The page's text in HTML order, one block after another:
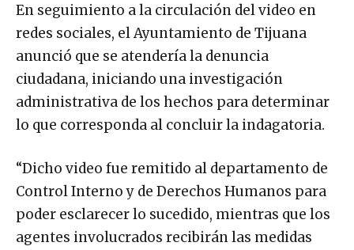
En seguimiento a la circulación del video en
redes sociales, el Ayuntamiento de Tijuana
anunció que se atendería la denuncia
ciudadana, iniciando una investigación
administrativa de los hechos para determinar
lo que corresponda al concluir la indagatoria.
“Dicho video fue remitido al departamento de
Control Interno y de Derechos Humanos para
poder esclarecer lo sucedido, mientras que los
agentes involucrados recibirán las medidas